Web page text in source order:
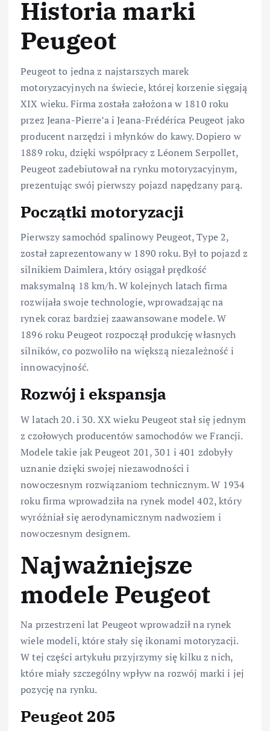
Historia marki
Peugeot
Peugeot to jedna z najstarszych marek
motoryzacyjnych na świecie, której korzenie sięgają
XIX wieku. Firma została założona w 1810 roku
przez Jeana-Pierre’a i Jeana-Frédérica Peugeot jako
producent narzędzi i młynków do kawy. Dopiero w
1889 roku, dzięki współpracy z Léonem Serpollet,
Peugeot zadebiutował na rynku motoryzacyjnym,
prezentując swój pierwszy pojazd napędzany parą.
Początki motoryzacji
Pierwszy samochód spalinowy Peugeot, Type 2,
został zaprezentowany w 1890 roku. Był to pojazd z
silnikiem Daimlera, który osiągał prędkość
maksymalną 18 km/h. W kolejnych latach firma
rozwijała swoje technologie, wprowadzając na
rynek coraz bardziej zaawansowane modele. W
1896 roku Peugeot rozpoczął produkcję własnych
silników, co pozwoliło na większą niezależność i
innowacyjność.
Rozwój i ekspansja
W latach 20. i 30. XX wieku Peugeot stał się jednym
z czołowych producentów samochodów we Francji.
Modele takie jak Peugeot 201, 301 i 401 zdobyły
uznanie dzięki swojej niezawodności i
nowoczesnym rozwiązaniom technicznym. W 1934
roku firma wprowadziła na rynek model 402, który
wyróżniał się aerodynamicznym nadwoziem i
nowoczesnym designem.
Najważniejsze
modele Peugeot
Na przestrzeni lat Peugeot wprowadził na rynek
wiele modeli, które stały się ikonami motoryzacji.
W tej części artykułu przyjrzymy się kilku z nich,
które miały szczególny wpływ na rozwój marki i jej
pozycję na rynku.
Peugeot 205